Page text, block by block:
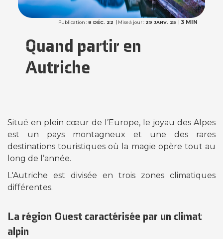
Publication :8 DÉC. 22 Mise à jour : 29 JANV. 25 3 MIN
Quand partir en
Autriche
Situé en plein cœur de l’Europe, le joyau des Alpes
est un pays montagneux et une des rares
destinations touristiques où la magie opère tout au
long de l’année.
L'Autriche est divisée en trois zones climatiques
différentes.
La région Ouest caractérisée par un climat
alpin